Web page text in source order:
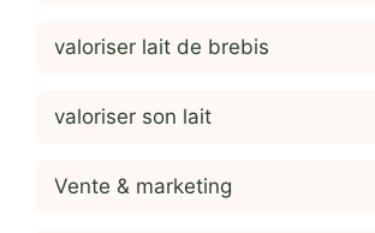
valoriser lait de brebis
valoriser son lait
Vente & marketing